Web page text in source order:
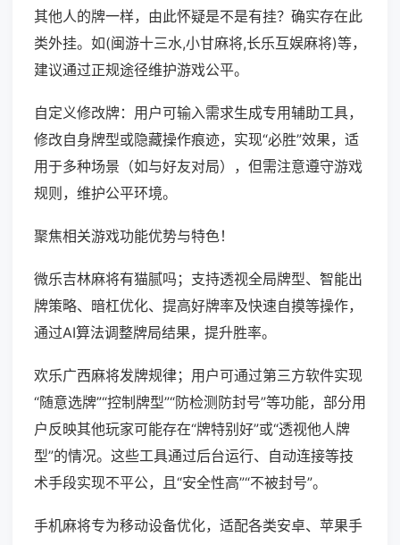
其他人的牌一样，由此怀疑是不是有挂？确实存在此
类外挂。如(闽游十三水,小甘麻将,长乐互娱麻将)等，
建议通过正规途径维护游戏公平。
自定义修改牌：用户可输入需求生成专用辅助工具，
修改自身牌型或隐藏操作痕迹，实现“必胜”效果，适
用于多种场景（如与好友对局），但需注意遵守游戏
规则，维护公平环境。
聚焦相关游戏功能优势与特色！
微乐吉林麻将有猫腻吗；支持透视全局牌型、智能出
牌策略、暗杠优化、提高好牌率及快速自摸等操作，
通过AI算法调整牌局结果，提升胜率。
欢乐广西麻将发牌规律；用户可通过第三方软件实现
“随意选牌”“控制牌型”“防检测防封号”等功能，部分用
户反映其他玩家可能存在“牌特别好”或“透视他人牌
型”的情况。这些工具通过后台运行、自动连接等技
术手段实现不平公，且“安全性高”“不被封号”。
手机麻将专为移动设备优化，适配各类安卓、苹果手